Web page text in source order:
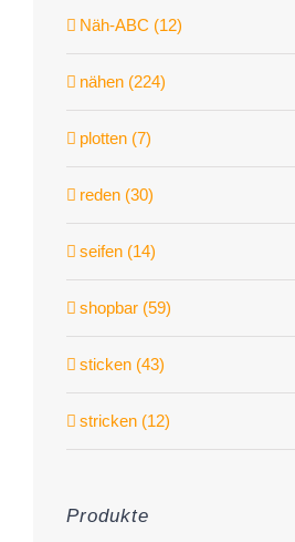
Näh-ABC (12)
nähen (224)
plotten (7)
reden (30)
seifen (14)
shopbar (59)
sticken (43)
stricken (12)
Produkte